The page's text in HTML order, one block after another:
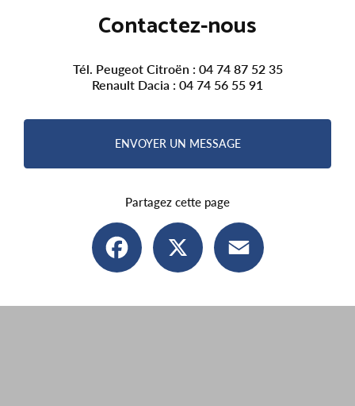
Contactez-nous
Tél. Peugeot Citroën : 04 74 87 52 35
Renault Dacia : 04 74 56 55 91
ENVOYER UN MESSAGE
Partagez cette page
Facebook